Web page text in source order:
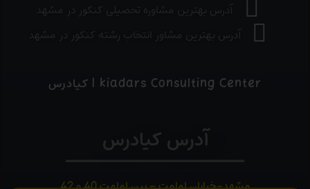
آدرس بهترین مشاوره تحصیلی کنکور در مشهد
آدرس بهترین مشاور انتخاب رشته کنکور در مشهد
kiadars Consulting Center | کیادرس
آدرس کیادرس